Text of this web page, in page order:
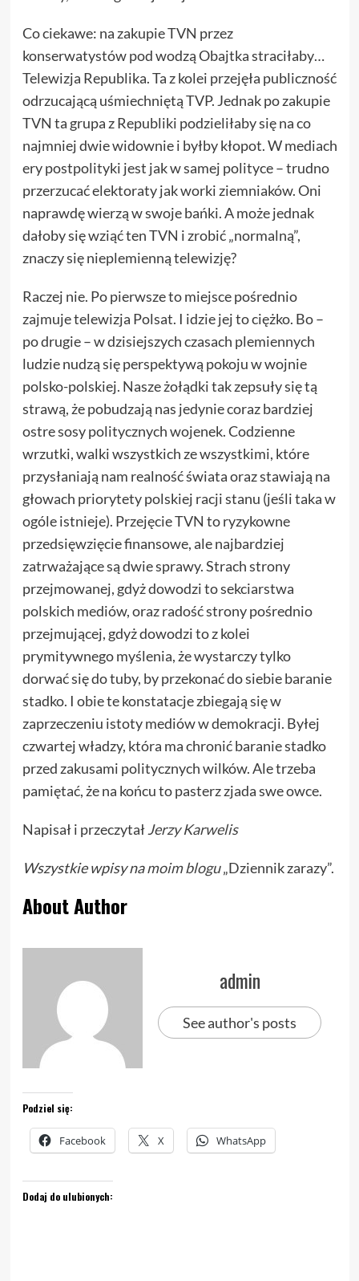
Co ciekawe: na zakupie TVN przez
konserwatystów pod wodzą Obajtka straciłaby…
Telewizja Republika. Ta z kolei przejęła publiczność
odrzucającą uśmiechniętą TVP. Jednak po zakupie
TVN ta grupa z Republiki podzieliłaby się na co
najmniej dwie widownie i byłby kłopot. W mediach
ery postpolityki jest jak w samej polityce – trudno
przerzucać elektoraty jak worki ziemniaków. Oni
naprawdę wierzą w swoje bańki. A może jednak
dałoby się wziąć ten TVN i zrobić „normalną”,
znaczy się nieplemienną telewizję?
Raczej nie. Po pierwsze to miejsce pośrednio
zajmuje telewizja Polsat. I idzie jej to ciężko. Bo –
po drugie – w dzisiejszych czasach plemiennych
ludzie nudzą się perspektywą pokoju w wojnie
polsko-polskiej. Nasze żołądki tak zepsuły się tą
strawą, że pobudzają nas jedynie coraz bardziej
ostre sosy politycznych wojenek. Codzienne
wrzutki, walki wszystkich ze wszystkimi, które
przysłaniają nam realność świata oraz stawiają na
głowach priorytety polskiej racji stanu (jeśli taka w
ogóle istnieje). Przejęcie TVN to ryzykowne
przedsięwzięcie finansowe, ale najbardziej
zatrważające są dwie sprawy. Strach strony
przejmowanej, gdyż dowodzi to sekciarstwa
polskich mediów, oraz radość strony pośrednio
przejmującej, gdyż dowodzi to z kolei
prymitywnego myślenia, że wystarczy tylko
dorwać się do tuby, by przekonać do siebie baranie
stadko. I obie te konstatacje zbiegają się w
zaprzeczeniu istoty mediów w demokracji. Byłej
czwartej władzy, która ma chronić baranie stadko
przed zakusami politycznych wilków. Ale trzeba
pamiętać, że na końcu to pasterz zjada swe owce.
Napisał i przeczytałJerzy Karwelis
Wszystkie wpisy namoim blogu„Dziennik zarazy”.
About Author
admin
See author's posts
Podziel się:
Facebook X WhatsApp
Dodaj do ulubionych: